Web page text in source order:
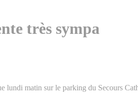
très sympa
matin sur le parking du Secours